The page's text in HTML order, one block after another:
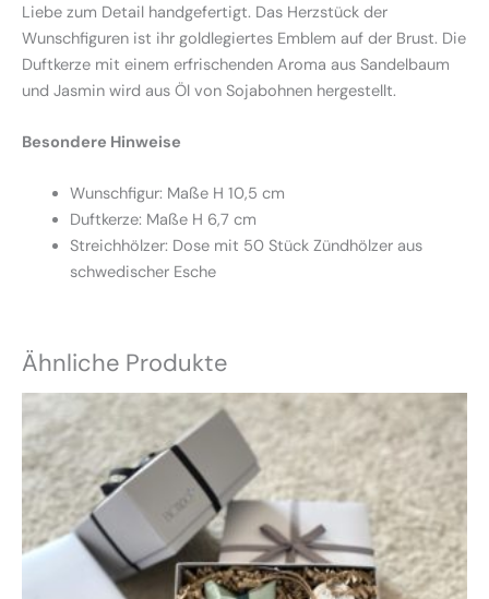
Liebe zum Detail handgefertigt. Das Herzstück der
Wunschfiguren ist ihr goldlegiertes Emblem auf der Brust. Die
Duftkerze mit einem erfrischenden Aroma aus Sandelbaum
und Jasmin wird aus Öl von Sojabohnen hergestellt.
Besondere Hinweise
Wunschfigur: Maße H 10,5 cm
Duftkerze: Maße H 6,7 cm
Streichhölzer: Dose mit 50 Stück Zündhölzer aus
schwedischer Esche
Ähnliche Produkte